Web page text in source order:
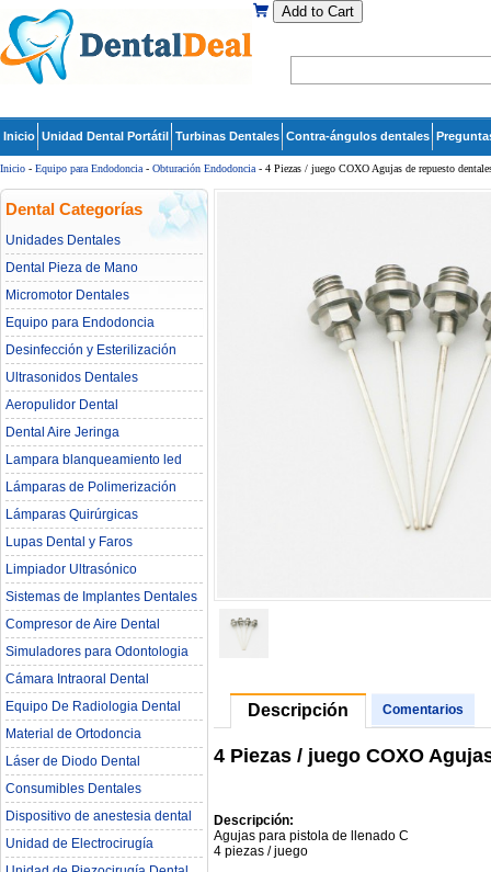
Add to Cart
Inicio Unidad Dental Portátil Turbinas Dentales Contra-ángulos dentales
Inicio - Equipo para Endodoncia - Obturación Endodoncia - 4 Piezas / juego COXO Agujas de repuesto
Dental Categorías
Unidades Dentales
Dental Pieza de Mano
Micromotor Dentales
Equipo para Endodoncia
Desinfección y Esterilización
Ultrasonidos Dentales
Aeropulidor Dental
Dental Aire Jeringa
Lampara blanqueamiento led
dental
Lámparas de Polimerización
Lámparas Quirúrgicas
Lupas Dental y Faros
Limpiador Ultrasónico
Sistemas de Implantes Dentales
Compresor de Aire Dental
Simuladores para Odontologia
Cámara Intraoral Dental
Equipo De Radiologia Dental‎
Material de Ortodoncia
Láser de Diodo Dental
Consumibles Dentales
Dispositivo de anestesia dental
Unidad de Electrocirugía
Descripción Comentarios
4 Piezas / juego COXO
Descripción:
Agujas para pistola de llenado C
4 piezas / juego